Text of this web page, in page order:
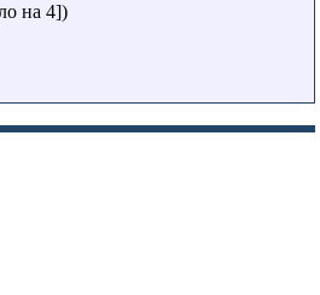
на 4])